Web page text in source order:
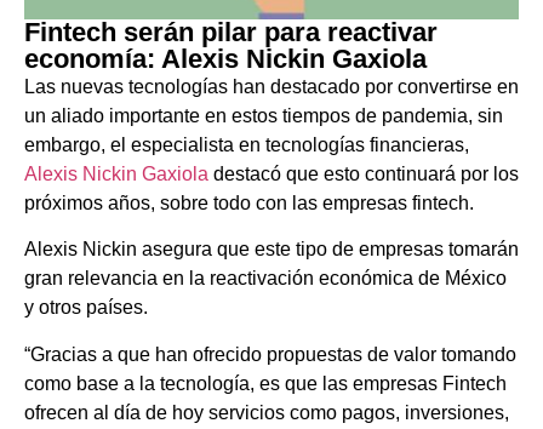
Fintech serán pilar para reactivar
economía: Alexis Nickin Gaxiola
Las nuevas tecnologías han destacado por convertirse en
un aliado importante en estos tiempos de pandemia, sin
embargo, el especialista en tecnologías financieras,
Alexis Nickin Gaxiola destacó que esto continuará por los
próximos años, sobre todo con las empresas fintech.
Alexis Nickin asegura que este tipo de empresas tomarán
gran relevancia en la reactivación económica de México
y otros países.
“Gracias a que han ofrecido propuestas de valor tomando
como base a la tecnología, es que las empresas Fintech
ofrecen al día de hoy servicios como pagos, inversiones,